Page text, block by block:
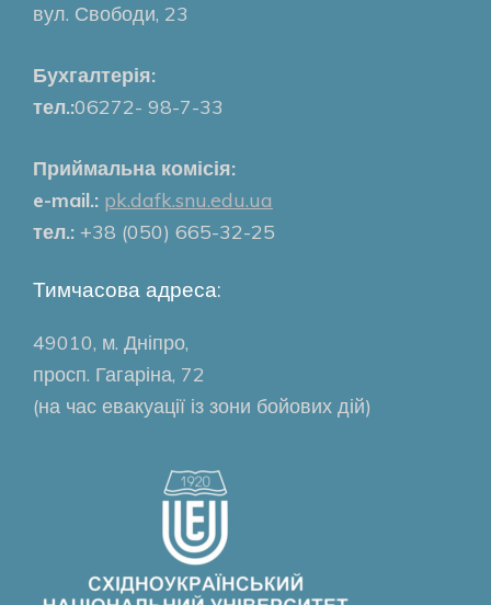
вул. Свободи, 23
Бухгалтерія:
тел.:06272- 98-7-33
Приймальна комісія:
e-mail.: pk.dafk.snu.edu.ua
тел.: +38 (050) 665-32-25
Тимчасова адреса:
49010, м. Дніпро,
просп. Гагаріна, 72
(на час евакуації із зони бойових дій)